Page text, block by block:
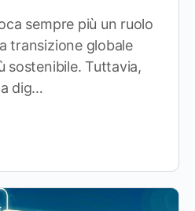
sempre più un ruolo
transizione globale
sostenibile. Tuttavia,
dig…